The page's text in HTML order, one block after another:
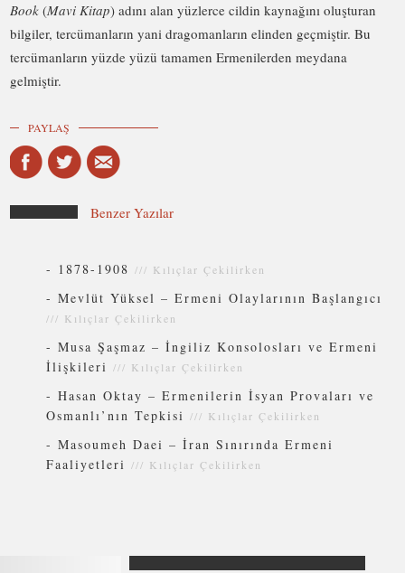
Book (Mavi Kitap) adını alan yüzlerce cildin kaynağını oluşturan
bilgiler, tercümanların yani dragomanların elinden geçmiştir. Bu
tercümanların yüzde yüzü tamamen Ermenilerden meydana
gelmiştir.
PAYLAŞ
Benzer Yazılar
- 1878-1908 /// Kılıçlar Çekilirken
-Mevlüt Yüksel – Ermeni Olaylarının Başlangıcı
/// Kılıçlar Çekilirken
-Musa Şaşmaz – İngiliz Konsolosları ve Ermeni
İlişkileri /// Kılıçlar Çekilirken
-Hasan Oktay – Ermenilerin İsyan Provaları ve
Osmanlı’nın Tepkisi /// Kılıçlar Çekilirken
-Masoumeh Daei – İran Sınırında Ermeni
Faaliyetleri /// Kılıçlar Çekilirken